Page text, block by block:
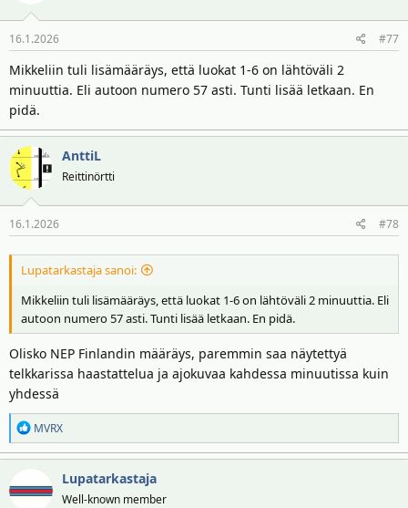
o
t
16.1.2026 #77
Mikkeliin tuli lisämääräys, että luokat 1-6 on lähtöväli 2
minuuttia. Eli autoon numero 57 asti. Tunti lisää letkaan. En
pidä.
AnttiL
Reittinörtti
16.1.2026 #78
Lupatarkastaja sanoi:
Mikkeliin tuli lisämääräys, että luokat 1-6 on lähtöväli 2 minuuttia. Eli
autoon numero 57 asti. Tunti lisää letkaan. En pidä.
Olisko NEP Finlandin määräys, paremmin saa näytettyä
telkkarissa haastattelua ja ajokuvaa kahdessa minuutissa kuin
yhdessä
R
e
a
t
MVRX
Lupatarkastaja
Well-known member